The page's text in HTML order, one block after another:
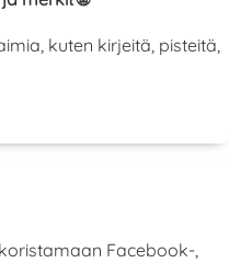
kuten kirjeitä, pisteitä,
Facebook-,